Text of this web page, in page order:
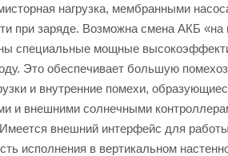
нагрузка, мембранными
при заряде. Возможна смена АКБ «на
специальные мощные
Это обеспечивает большую
и внутренние помехи,
и внешними солнечными
внешний интерфейс для
исполнения в вертикальном